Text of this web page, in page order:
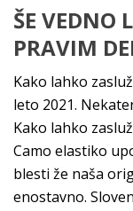
ŠE VEDNO
PRAVIM
Kako lahko
leto 2021.
Kako lahko
Camo elastiko
blesti že naša
enostavno.